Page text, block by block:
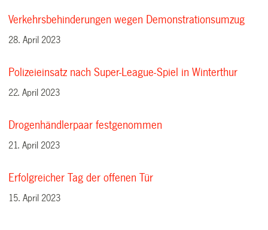
Verkehrsbehinderungen wegen Demonstrationsumzug
28. April 2023
Polizeieinsatz nach Super-League-Spiel in Winterthur
22. April 2023
Drogenhändlerpaar festgenommen
21. April 2023
Erfolgreicher Tag der offenen Tür
15. April 2023